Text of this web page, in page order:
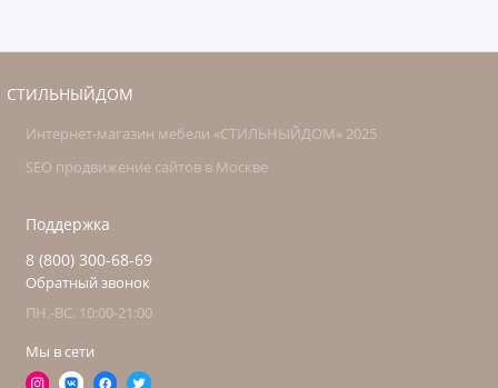
СТИЛЬНЫЙДОМ
Интернет-магазин мебели «СТИЛЬНЫЙДОМ» 2025
SEO продвижение сайтов в Москве
Поддержка
8 (800) 300-68-69
Обратный звонок
ПН.-ВС. 10:00-21:00
Мы в сети